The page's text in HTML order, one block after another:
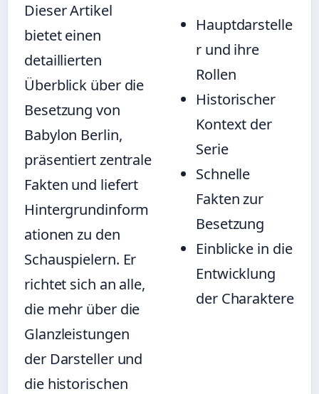
Dieser Artikel
bietet einen
detaillierten
Überblick über die
Besetzung von
Babylon Berlin,
präsentiert zentrale
Fakten und liefert
Hintergrundinform
ationen zu den
Schauspielern. Er
richtet sich an alle,
die mehr über die
Glanzleistungen
der Darsteller und
die historischen
Hauptdarstelle
r und ihre
Rollen
Historischer
Kontext der
Serie
Schnelle
Fakten zur
Besetzung
Einblicke in die
Entwicklung
der Charaktere